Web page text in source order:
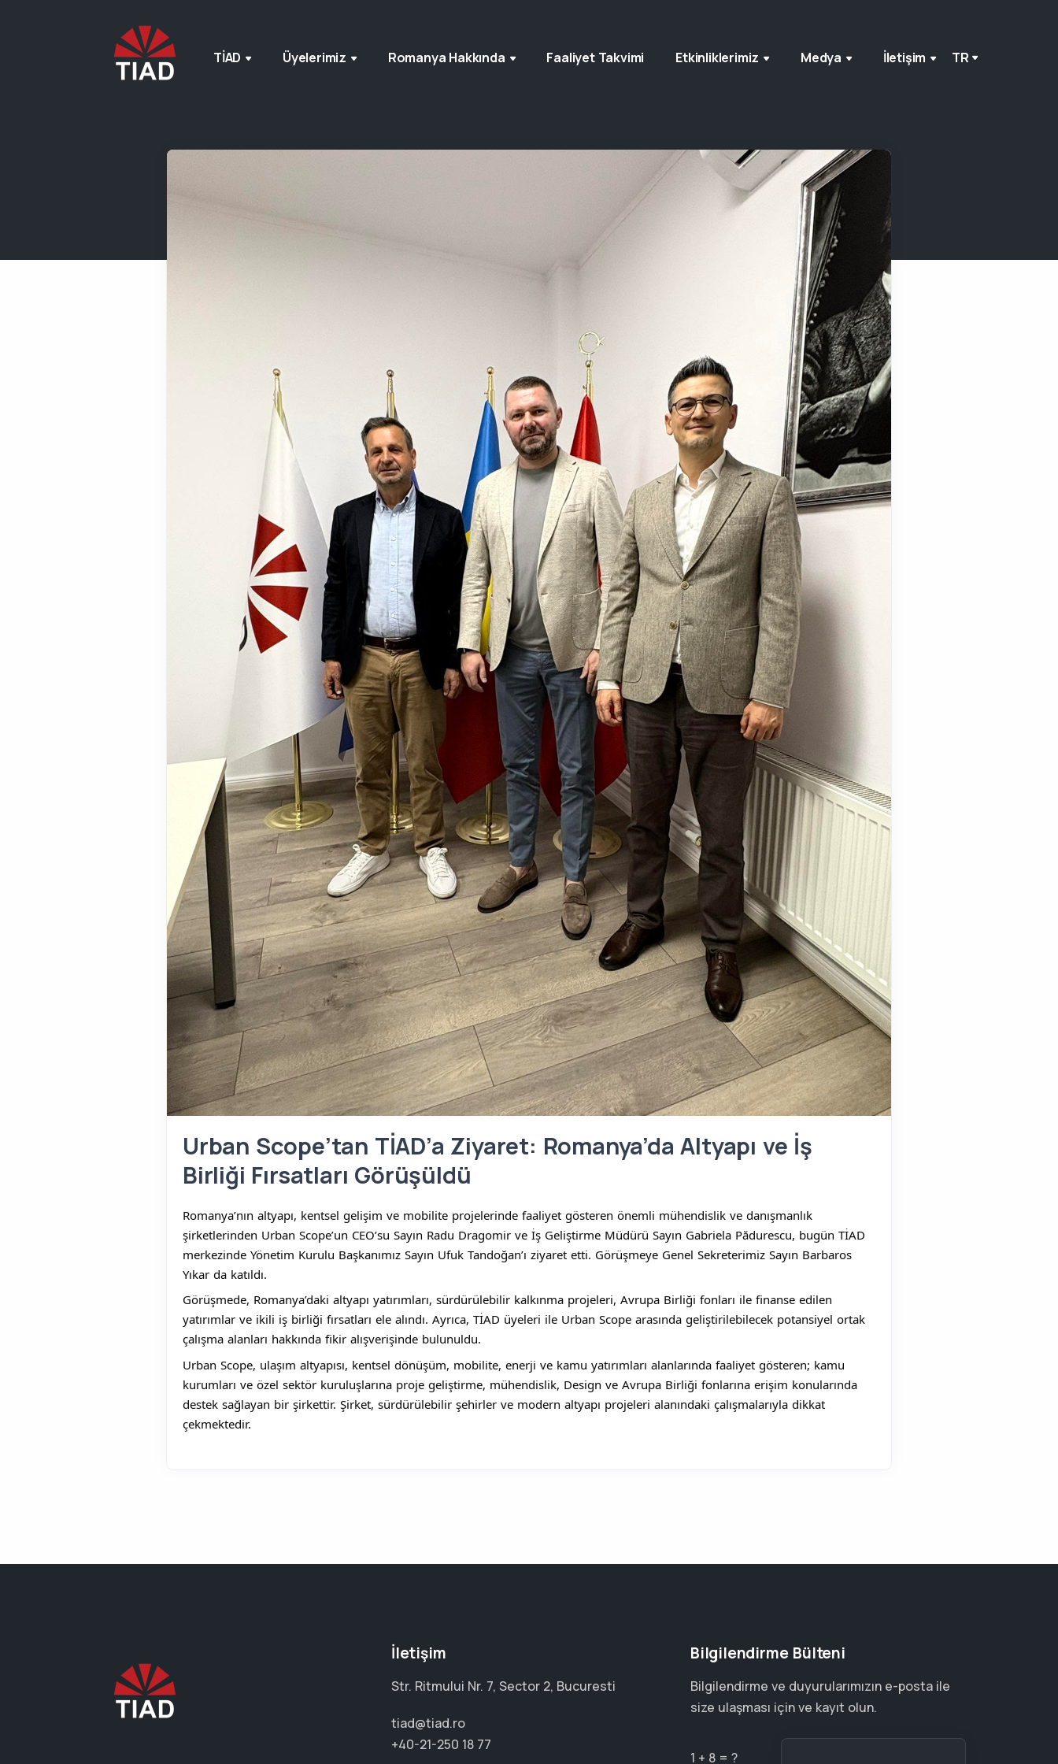
TİAD Üyelerimiz Romanya Hakkında Faaliyet Takvimi Etkinliklerimiz Medya İletişim TR
Urban Scope’tan TİAD’a Ziyaret: Romanya’da Altyapı ve İş
Birliği Fırsatları Görüşüldü
Romanya’nın altyapı, kentsel gelişim ve mobilite projelerinde faaliyet gösteren önemli mühendislik ve danışmanlık
şirketlerinden Urban Scope’un CEO’su Sayın Radu Dragomir ve İş Geliştirme Müdürü Sayın Gabriela Pădurescu, bugün TİAD
merkezinde Yönetim Kurulu Başkanımız Sayın Ufuk Tandoğan’ı ziyaret etti. Görüşmeye Genel Sekreterimiz Sayın Barbaros
Yıkar da katıldı.
Görüşmede, Romanya’daki altyapı yatırımları, sürdürülebilir kalkınma projeleri, Avrupa Birliği fonları ile finanse edilen
yatırımlar ve ikili iş birliği fırsatları ele alındı. Ayrıca, TİAD üyeleri ile Urban Scope arasında geliştirilebilecek potansiyel ortak
çalışma alanları hakkında fikir alışverişinde bulunuldu.
Urban Scope, ulaşım altyapısı, kentsel dönüşüm, mobilite, enerji ve kamu yatırımları alanlarında faaliyet gösteren; kamu
kurumları ve özel sektör kuruluşlarına proje geliştirme, mühendislik, Design ve Avrupa Birliği fonlarına erişim konularında
destek sağlayan bir şirkettir. Şirket, sürdürülebilir şehirler ve modern altyapı projeleri alanındaki çalışmalarıyla dikkat
çekmektedir.
İletişim
Str. Ritmului Nr. 7, Sector 2, Bucuresti
tiad@tiad.ro
+40-21-250 18 77
Bilgilendirme Bülteni
Bilgilendirme ve duyurularımızın e-posta ile
size ulaşması için ve kayıt olun.
1 + 8 = ?